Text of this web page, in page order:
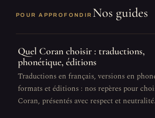
POUR APPROFONDIR Nos guides
Quel Coran choisir : traductions,
phonétique, éditions
Traductions en français, versions en
formats et éditions : nos repères pour
Coran, présentés avec respect et neutralité.